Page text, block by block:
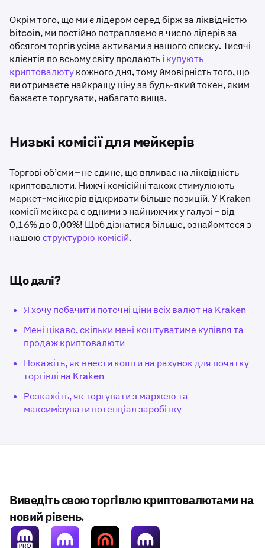
Окрім того, що ми є лідером серед бірж за ліквідністю
bitcoin, ми постійно потрапляємо в число лідерів за
обсягом торгів усіма активами з нашого списку. Тисячі
клієнтів по всьому світу продають і купують
криптовалютукожного дня, тому ймовірність того, що
ви отримаєте найкращу ціну за будь-який токен, яким
бажаєте торгувати, набагато вища.
Низькі комісії для мейкерів
Торгові об’єми – не єдине, що впливає на ліквідність
криптовалюти. Нижчі комісійні також стимулюють
маркет-мейкерів відкривати більше позицій. У Kraken
комісії мейкера є одними з найнижчих у галузі – від
0,16% до 0,00%! Щоб дізнатися більше, ознайомтеся з
нашоюструктурою комісій.
Що далі?
Я хочу побачити поточні ціни всіх валют на Kraken
Мені цікаво, скільки мені коштуватиме купівля та
продаж криптовалюти
Покажіть, як внести кошти на рахунок для початку
торгівлі на Kraken
Розкажіть, як торгувати з маржею та
максимізувати потенціал заробітку
Виведіть свою торгівлю криптовалютами на
новий рівень.